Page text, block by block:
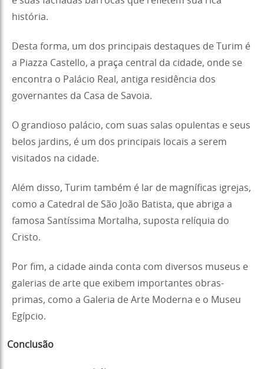
história.
Desta forma, um dos principais destaques de Turim é
a Piazza Castello, a praça central da cidade, onde se
encontra o Palácio Real, antiga residência dos
governantes da Casa de Savoia.
O grandioso palácio, com suas salas opulentas e seus
belos jardins, é um dos principais locais a serem
visitados na cidade.
Além disso, Turim também é lar de magníficas igrejas,
como a Catedral de São João Batista, que abriga a
famosa Santíssima Mortalha, suposta relíquia do
Cristo.
Por fim, a cidade ainda conta com diversos museus e
galerias de arte que exibem importantes obras-
primas, como a Galeria de Arte Moderna e o Museu
Egípcio.
Conclusão